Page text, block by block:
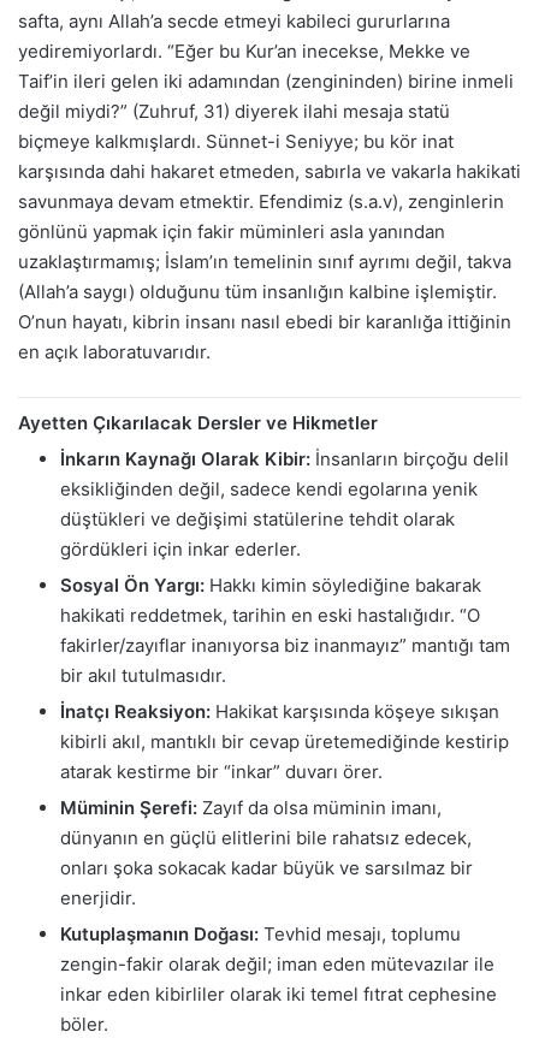
safta, aynı Allah’a secde etmeyi kabileci gururlarına
yediremiyorlardı. “Eğer bu Kur’an inecekse, Mekke ve
Taif’in ileri gelen iki adamından (zengininden) birine inmeli
değil miydi?” (Zuhruf, 31) diyerek ilahi mesaja statü
biçmeye kalkmışlardı. Sünnet-i Seniyye; bu kör inat
karşısında dahi hakaret etmeden, sabırla ve vakarla hakikati
savunmaya devam etmektir. Efendimiz (s.a.v), zenginlerin
gönlünü yapmak için fakir müminleri asla yanından
uzaklaştırmamış; İslam’ın temelinin sınıf ayrımı değil, takva
(Allah’a saygı) olduğunu tüm insanlığın kalbine işlemiştir.
O’nun hayatı, kibrin insanı nasıl ebedi bir karanlığa ittiğinin
en açık laboratuvarıdır.
Ayetten Çıkarılacak Dersler ve Hikmetler
İnkarın Kaynağı Olarak Kibir: İnsanların birçoğu delil
eksikliğinden değil, sadece kendi egolarına yenik
düştükleri ve değişimi statülerine tehdit olarak
gördükleri için inkar ederler.
Sosyal Ön Yargı: Hakkı kimin söylediğine bakarak
hakikati reddetmek, tarihin en eski hastalığıdır. “O
fakirler/zayıflar inanıyorsa biz inanmayız” mantığı tam
bir akıl tutulmasıdır.
İnatçı Reaksiyon: Hakikat karşısında köşeye sıkışan
kibirli akıl, mantıklı bir cevap üretemediğinde kestirip
atarak kestirme bir “inkar” duvarı örer.
Müminin Şerefi: Zayıf da olsa müminin imanı,
dünyanın en güçlü elitlerini bile rahatsız edecek,
onları şoka sokacak kadar büyük ve sarsılmaz bir
enerjidir.
Kutuplaşmanın Doğası: Tevhid mesajı, toplumu
zengin-fakir olarak değil; iman eden mütevazılar ile
inkar eden kibirliler olarak iki temel fıtrat cephesine
böler.